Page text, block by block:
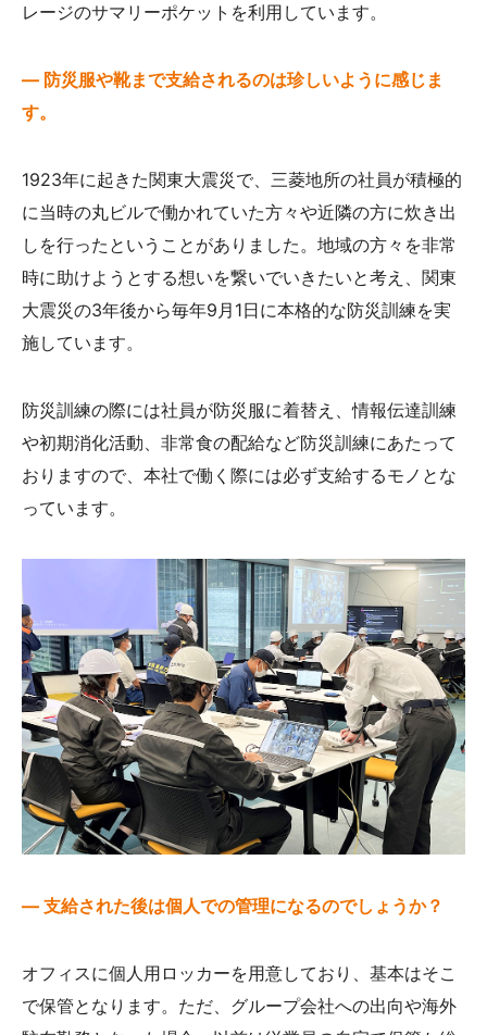
レージのサマリーポケットを利用しています。
— 防災服や靴まで支給されるのは珍しいように感じま
す。
1923年に起きた関東大震災で、三菱地所の社員が積極的
に当時の丸ビルで働かれていた方々や近隣の方に炊き出
しを行ったということがありました。地域の方々を非常
時に助けようとする想いを繋いでいきたいと考え、関東
大震災の3年後から毎年9月1日に本格的な防災訓練を実
施しています。
防災訓練の際には社員が防災服に着替え、情報伝達訓練
や初期消化活動、非常食の配給など防災訓練にあたって
おりますので、本社で働く際には必ず支給するモノとな
っています。
— 支給された後は個人での管理になるのでしょうか？
オフィスに個人用ロッカーを用意しており、基本はそこ
で保管となります。ただ、グループ会社への出向や海外